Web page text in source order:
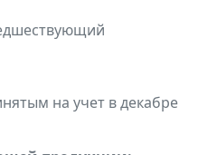
на учет в декабре